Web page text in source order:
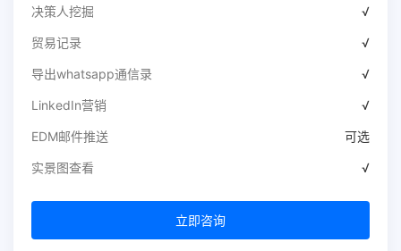
决策人挖掘 √
贸易记录 √
导出whatsapp通信录 √
LinkedIn营销 √
EDM邮件推送 可选
实景图查看 √
立即咨询